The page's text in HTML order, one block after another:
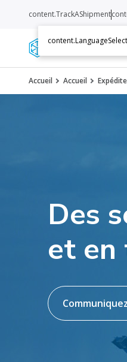
content.TrackAShipment
Accueil Accueil
Des
et